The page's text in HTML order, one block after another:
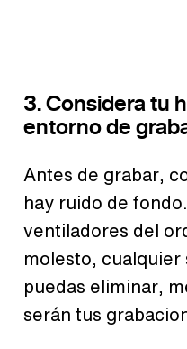
3. Considera tu
entorno de
Antes de grabar,
hay ruido de
ventiladores del
molesto,
puedas eliminar,
serán tus